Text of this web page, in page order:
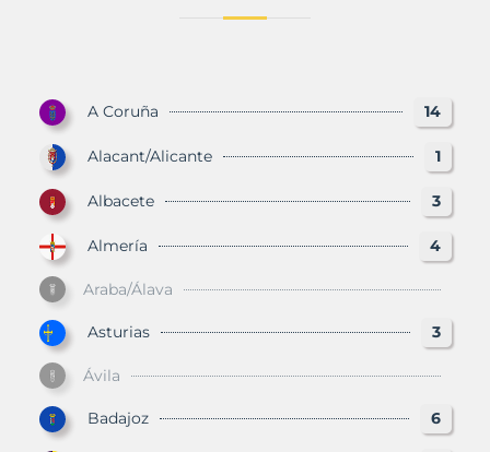
A Coruña 14
Alacant/Alicante 1
Albacete 3
Almería 4
Araba/Álava
Asturias 3
Ávila
Badajoz 6